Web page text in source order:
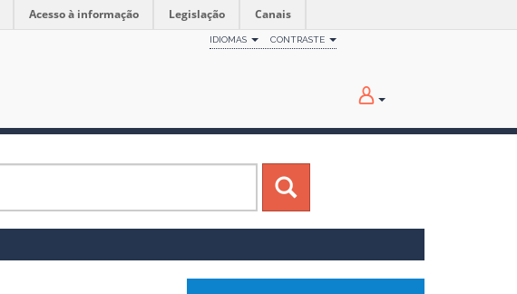
Acesso à informação Legislação Canais
IDIOMAS CONTRASTE